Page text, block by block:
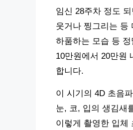
임신 28주차 정도
웃거나 찡그리는 등
하품하는 모습 등
10만원에서 20만원
합니다.
이 시기의 4D 초음
눈, 코, 입의 생김새
이렇게 촬영한 입체